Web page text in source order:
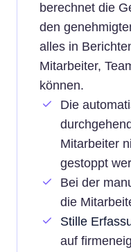
berechnet die
den
alles in
Mitarbeiter,
können.
Die
Mitarbeiter
gestoppt
Bei der
die
Stille
auf